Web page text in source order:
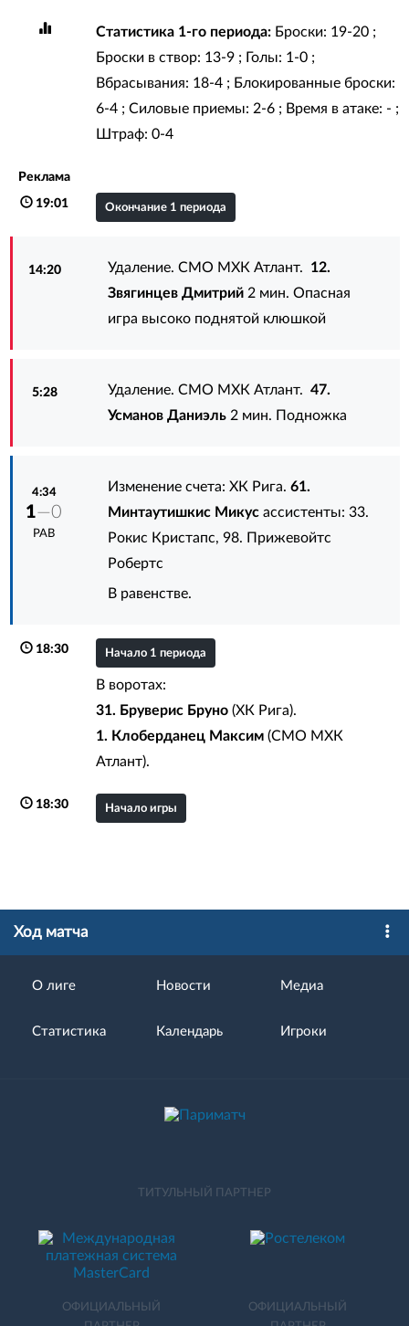
Статистика 1-го периода:Броски: 19-20 ;
Броски в створ: 13-9 ; Голы: 1-0 ;
Вбрасывания: 18-4 ; Блокированные броски:
6-4 ; Силовые приемы: 2-6 ; Время в атаке: - ;
Штраф: 0-4
Реклама
19:01 Окончание 1 периода
14:20 Удаление. СМО МХК Атлант. 12.
Звягинцев Дмитрий 2 мин. Опасная
игра высоко поднятой клюшкой
5:28 Удаление. СМО МХК Атлант.47.
Усманов Даниэль 2 мин. Подножка
4:34
1—0
РАВ
Изменение счета: ХК Рига.61.
Минтаутишкис Микус ассистенты:33.
Рокис Кристапс,98. Прижевойтс
Робертс
В равенстве.
18:30 Начало 1 периода
В воротах:
31. Бруверис Бруно(ХК Рига).
1. Клоберданец Максим(СМО МХК
Атлант).
18:30 Начало игры
Ход матча
О лиге Новости Медиа
Статистика Календарь Игроки
ТИТУЛЬНЫЙ ПАРТНЕР
ОФИЦИАЛЬНЫЙ
ОФИЦИАЛЬНЫЙ